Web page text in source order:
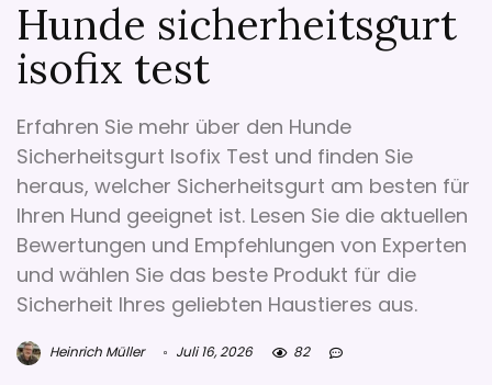
Hunde sicherheitsgurt
isofix test
Erfahren Sie mehr über den Hunde
Sicherheitsgurt Isofix Test und finden Sie
heraus, welcher Sicherheitsgurt am besten für
Ihren Hund geeignet ist. Lesen Sie die aktuellen
Bewertungen und Empfehlungen von Experten
und wählen Sie das beste Produkt für die
Sicherheit Ihres geliebten Haustieres aus.
Heinrich Müller Juli 16, 2026 82